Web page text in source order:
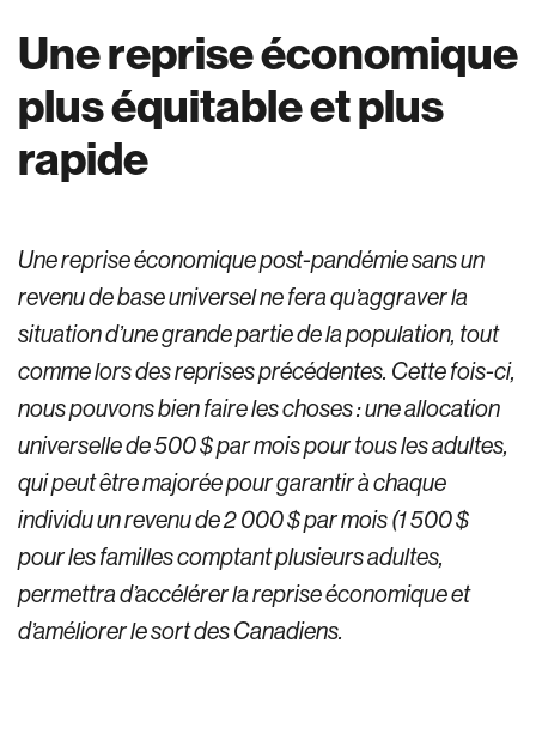
Une reprise économique
plus équitable et plus
rapide
Une reprise économique post-pandémie sans un
revenu de base universel ne fera qu’aggraver la
situation d’une grande partie de la population, tout
comme lors des reprises précédentes. Cette fois-ci,
nous pouvons bien faire les choses : une allocation
universelle de 500 $ par mois pour tous les adultes,
qui peut être majorée pour garantir à chaque
individu un revenu de 2 000 $ par mois (1 500 $
pour les familles comptant plusieurs adultes,
permettra d’accélérer la reprise économique et
d’améliorer le sort des Canadiens.